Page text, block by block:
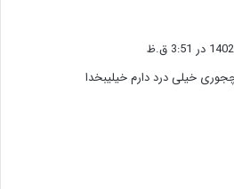
خیلی درد دارم خیلیبخدا